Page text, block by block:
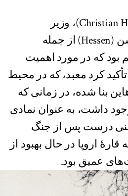
کریستین هاینز (Christian Heinz)، وزیر
دادگستری ایالت هسن (Hessen) از جمله
بود که در مورد اهمیت
کرد معبد، که در محیط
بنا شده، در زمانی که
داشت، به عنوان نمادی
درست پس از جنگ
اروپا در حال بهبود از
عمیق بود.